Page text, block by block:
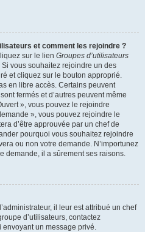
et comment les rejoindre ?
sur le lien Groupes d’utilisateurs
vous souhaitez rejoindre un des
et cliquez sur le bouton approprié.
en libre accès. Certains peuvent
fermés et d’autres peuvent même
», vous pouvez le rejoindre
», vous pouvez rejoindre le
d’être approuvée par un chef de
pourquoi vous souhaitez rejoindre
ou non votre demande. N’importunez
demande, il a sûrement ses raisons.
il leur est attribué un chef
d’utilisateurs, contactez
envoyant un message privé.